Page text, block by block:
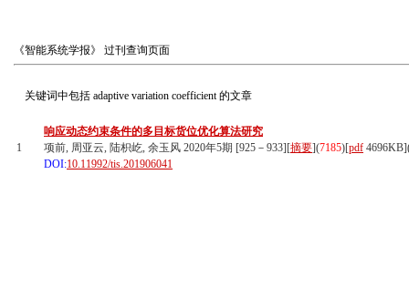
《智能系统学报》 过刊查询页面
关键词中包括 adaptive variation coefficient的文章
1
响应动态约束条件的多目标货位优化算法研究
项前, 周亚云, 陆枳屹, 余玉风 2020年5期 [925－933][摘要](7185)[pdf 4696KB]
DOI:10.11992/tis.201906041